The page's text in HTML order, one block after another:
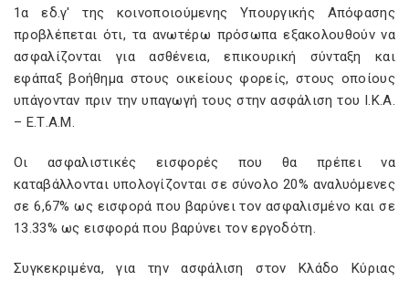
1α εδ.γ' της κοινοποιούμενης Υπουργικής Απόφασης
προβλέπεται ότι, τα ανωτέρω πρόσωπα εξακολουθούν να
ασφαλίζονται για ασθένεια, επικουρική σύνταξη και
εφάπαξ βοήθημα στους οικείους φορείς, στους οποίους
υπάγονταν πριν την υπαγωγή τους στην ασφάλιση του Ι.Κ.Α.
– Ε.Τ.Α.Μ.
Οι ασφαλιστικές εισφορές που θα πρέπει να
καταβάλλονται υπολογίζονται σε σύνολο 20% αναλυόμενες
σε 6,67% ως εισφορά που βαρύνει τον ασφαλισμένο και σε
13.33% ως εισφορά που βαρύνει τον εργοδότη.
Συγκεκριμένα, για την ασφάλιση στον Κλάδο Κύριας